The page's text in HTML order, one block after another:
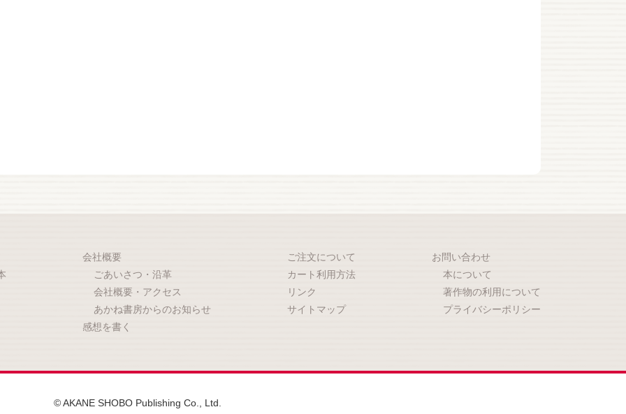
会社概要
ごあいさつ・沿革
会社概要・アクセス
あかね書房からのお知らせ
感想を書く
ご注文について
カート利用方法
リンク
サイトマップ
お問い合わせ
本について
著作物の利用について
プライバシーポリシー
© AKANE SHOBO Publishing Co., Ltd.